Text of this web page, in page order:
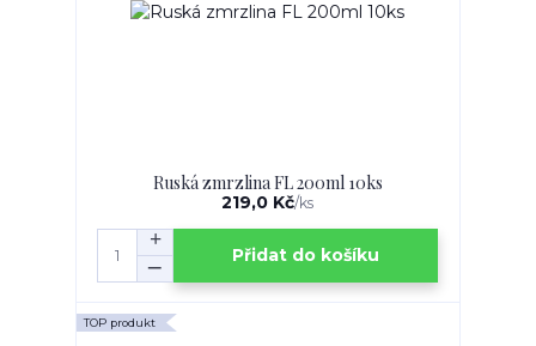
Ruská zmrzlina FL 200ml 10ks
219,0 Kč/ks
Přidat do košíku
TOP produkt